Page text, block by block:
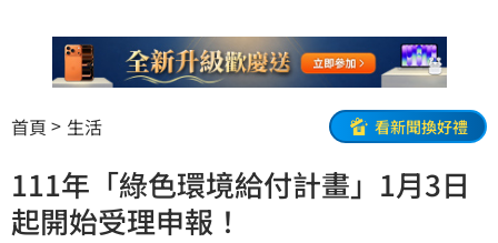
首頁 生活 看新聞換好禮
111年「綠色環境給付計畫」1月3日
起開始受理申報！